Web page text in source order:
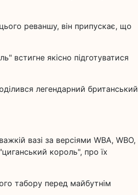
реваншу, він припускає, що
встигне якісно підготуватися
легендарний британський
вазі за версіями WBA, WBO,
король", про їх
табору перед майбутнім